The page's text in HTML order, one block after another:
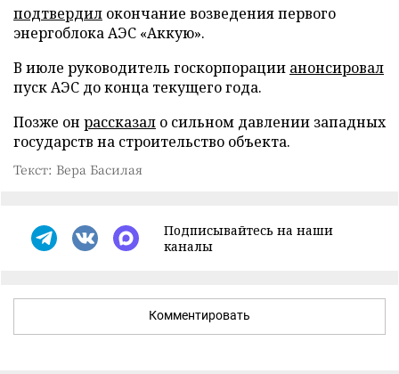
подтвердил окончание возведения первого
энергоблока АЭС «Аккую».
В июле руководитель госкорпорации анонсировал
пуск АЭС до конца текущего года.
Позже он рассказал о сильном давлении западных
государств на строительство объекта.
Текст: Вера Басилая
Подписывайтесь на наши
каналы
Комментировать